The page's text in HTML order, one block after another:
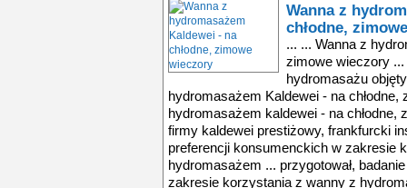
Wanna z
chłodne,
... ... Wanna z hydromasażem Kaldewei - na chłodne, zimowe wieczory ... ty 30 letniej gwarancji. System hydromasażu objęty jest 4 letnią gwarancją. ... Wanna z hydromasażem Kaldewei - na chłodne, zimowe wieczory ... wanna z hydromasażem kaldewei - na chłodne, zimowe wieczory ... na zlecenie firmy kaldewei prestiżowy, frankfurcki instytut reinhold przygotował, badanie preferencji konsumenckich w zakresie korzystania z wanny z hydromasażem ... przygotował, badanie preferencji konsumenckich w zakresie korzystania z wanny z hydromasażem. badanie zostało wykonane na reprezentatywnej grupie kobiet ... kąpiel w wannie z hydromasażem to nie tylko doskonały relaks, ale i możliwość zapobiegania nadchodzącemu przeziębieniu – to wynik badania firmy kaldewei ... wanna z hydromasażem kaldewei - na chłodne, zimowe wieczory ... na zlecenie firmy kaldewei prestiżowy, frankfurcki instytut reinhold przygotował, badanie preferencji konsumenckich w zakresie korzystania z wanny z hydromasażem ... przygotował, badanie preferencji konsumenckich w zakresie korzystania z wanny z hydromasażem. badanie zostało wykonane na reprezentatywnej grupie kobiet ... kąpiel w wannie z hydromasażem to nie tylko doskonały relaks, ale i możliwość zapobiegania nadchodzącemu przeziębieniu – to wynik badania firmy kaldewei ... praktyczny aspekt utrzymania higieny ciała nie odgrywa przy tym dla miłośników hydromasażu prawie żadnej roli – nikt nie kąpie się w wannie z hydromasażem ... przeziębieniu, co przy zbliżającej się zimie wydaje się szczególnie ważne.świat hydromasażu kaldeweifirma kaldewei oferuje aż siedem różnych systemów do ... wanna z hydromasażem kaldewei - na chłodne, zimowe wieczory ... na zlecenie firmy kaldewei prestiżowy, frankfurcki instytut reinhold przygotował, badanie preferencji konsumenckich w zakresie korzystania z wanny z hydromasażem ... przygotował, badanie preferencji konsumenckich w zakresie korzystania z wanny z hydromasażem. badanie zostało wykonane na reprezentatywnej grupie kobiet ... kąpiel w wannie z hydromasażem to nie tylko doskonały relaks, ale i możliwość zapobiegania nadchodzącemu przeziębieniu – to wynik badania firmy kaldewei ... wanna z hydromasażem kaldewei - na chłodne, zimowe wieczory ... na zlecenie firmy kaldewei prestiżowy, frankfurcki instytut reinhold przygotował, badanie preferencji konsumenckich w zakresie korzystania z wanny z hydromasażem ... przygotował, badanie preferencji konsumenckich w zakresie korzystania z wanny z hydromasażem. badanie zostało wykonane na reprezentatywnej grupie kobiet ... kąpiel w wannie z hydromasażem to nie tylko doskonały relaks, ale i możliwość zapobiegania nadchodzącemu przeziębieniu – to wynik badania firmy kaldewei ... praktyczny aspekt utrzymania higieny ciała nie odgrywa przy tym dla miłośników hydromasażu prawie żadnej roli – nikt nie kąpie się w wannie z hydromasażem ... przeziębieniu, co przy zbliżającej się zimie wydaje się szczególnie ważne.świat hydromasażu kaldeweifirma kaldewei oferuje aż siedem różnych systemów do ... wanna z hydromasażem kaldewei - na chłodne, zimowe wieczory ... na zlecenie firmy kaldewei prestiżowy, frankfurcki instytut reinhold przygotował, badanie preferencji konsumenckich w zakresie korzystania z wanny z hydromasażem ... przygotował, badanie preferencji konsumenckich w zakresie korzystania z wanny z hydromasażem. badanie zostało wykonane na reprezentatywnej grupie kobiet ... kąpiel w wannie z hydromasażem to nie tylko doskonały relaks, ale i możliwość zapobiegania nadchodzącemu przeziębieniu – to wynik badania firmy kaldewei ... wanna z hydromasażem kaldewei - na chłodne, zimowe wieczory ... na zlecenie firmy